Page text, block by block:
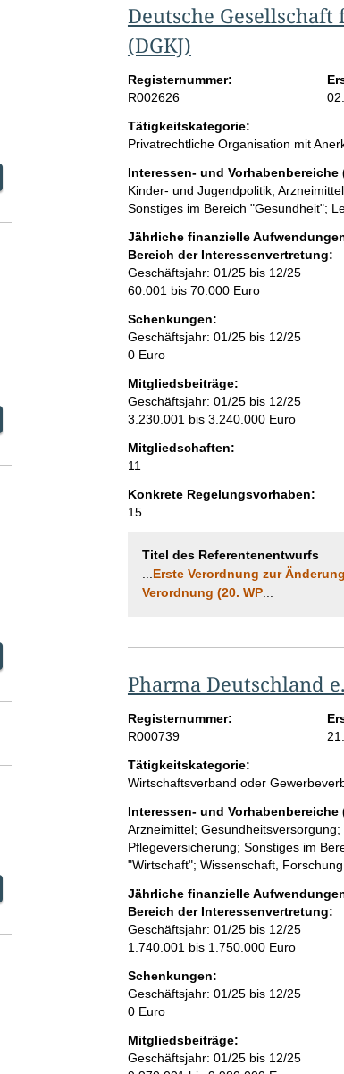
Selektion Anzahl der Mitgliedschaften
Selektion Anzahl der Mitglieder
Selektion Höhe der jährlichen finanziellen Aufwendungen
Deutsche
(DGKJ)
Registernummer:
R002626
Tätigkeitskategorie:
Privatrechtliche Organisation mit
Interessen- und Vorhabenbereiche
Kinder- und Jugendpolitik;
Sonstiges im Bereich "Gesundheit";
Jährliche finanzielle
Bereich der Interessenvertretung:
Geschäftsjahr: 01/25 bis 12/25
60.001 bis 70.000 Euro
Schenkungen:
Geschäftsjahr: 01/25 bis 12/25
0 Euro
Mitgliedsbeiträge:
Geschäftsjahr: 01/25 bis 12/25
3.230.001 bis 3.240.000 Euro
Mitgliedschaften:
11
Konkrete Regelungsvorhaben:
15
Titel des Referentenentwurfs
Erste Verordnung zur
Verordnung (20. WP...
Pharma Deutschland
Registernummer:
R000739
Tätigkeitskategorie:
Wirtschaftsverband oder
Interessen- und Vorhabenbereiche
Arzneimittel;
Pflegeversicherung; Sonstiges im
"Wirtschaft"; Wissenschaft,
Jährliche finanzielle
Bereich der Interessenvertretung:
Geschäftsjahr: 01/25 bis 12/25
1.740.001 bis 1.750.000 Euro
Schenkungen:
Geschäftsjahr: 01/25 bis 12/25
0 Euro
Mitgliedsbeiträge:
Geschäftsjahr: 01/25 bis 12/25